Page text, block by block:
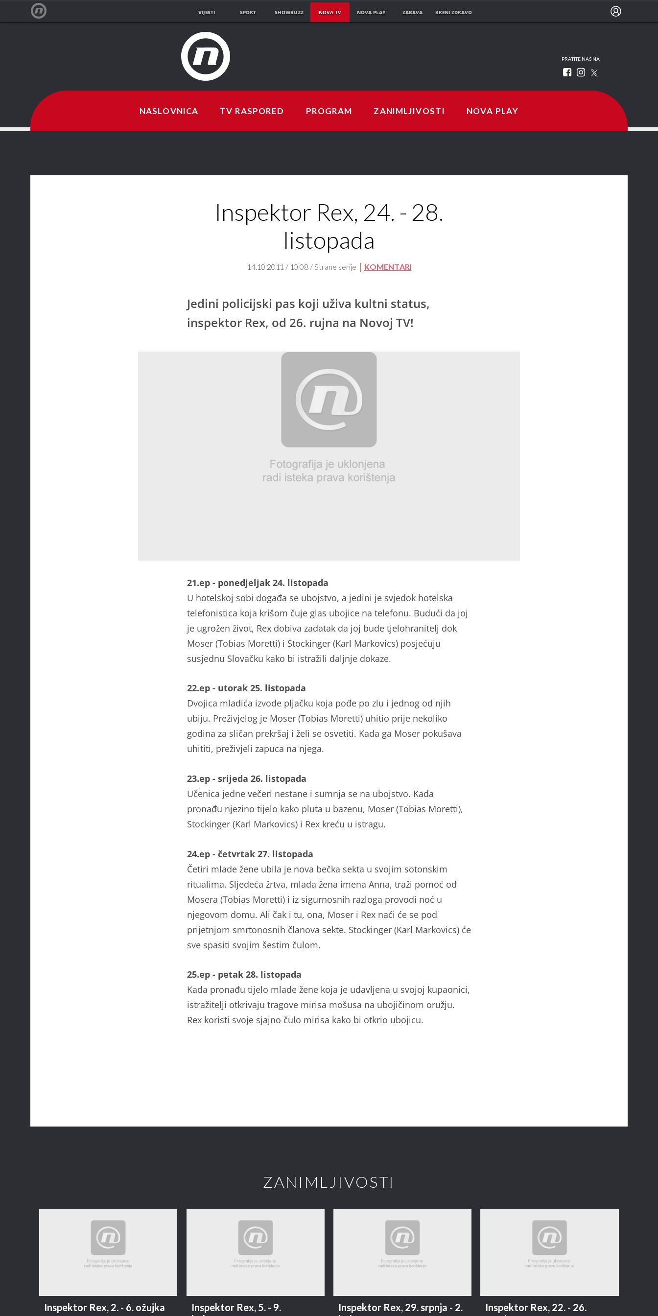
VIJESTI SPORT SHOWBUZZ NOVA TV NOVA PLAY ZABAVA KRENI ZDRAVO
PRATITE NAS NA
NASLOVNICA TV RASPORED PROGRAM ZANIMLJIVOSTI NOVA PLAY
Inspektor Rex, 24. - 28.
listopada
14.10.2011 / 10:08 / Strane serije KOMENTARI
Jedini policijski pas koji uživa kultni status,
inspektor Rex, od 26. rujna na Novoj TV!
21.ep - ponedjeljak 24. listopada
U hotelskoj sobi događa se ubojstvo, a jedini je svjedok hotelska
telefonistica koja krišom čuje glas ubojice na telefonu. Budući da joj
je ugrožen život, Rex dobiva zadatak da joj bude tjelohranitelj dok
Moser (Tobias Moretti) i Stockinger (Karl Markovics) posjećuju
susjednu Slovačku kako bi istražili daljnje dokaze.
22.ep - utorak 25. listopada
Dvojica mladića izvode pljačku koja pođe po zlu i jednog od njih
ubiju. Preživjelog je Moser (Tobias Moretti) uhitio prije nekoliko
godina za sličan prekršaj i želi se osvetiti. Kada ga Moser pokušava
uhititi, preživjeli zapuca na njega.
23.ep - srijeda 26. listopada
Učenica jedne večeri nestane i sumnja se na ubojstvo. Kada
pronađu njezino tijelo kako pluta u bazenu, Moser (Tobias Moretti),
Stockinger (Karl Markovics) i Rex kreću u istragu.
24.ep - četvrtak 27. listopada
Četiri mlade žene ubila je nova bečka sekta u svojim sotonskim
ritualima. Sljedeća žrtva, mlada žena imena Anna, traži pomoć od
Mosera (Tobias Moretti) i iz sigurnosnih razloga provodi noć u
njegovom domu. Ali čak i tu, ona, Moser i Rex naći će se pod
prijetnjom smrtonosnih članova sekte. Stockinger (Karl Markovics) će
sve spasiti svojim šestim čulom.
25.ep - petak 28. listopada
Kada pronađu tijelo mlade žene koja je udavljena u svojoj kupaonici,
istražitelji otkrivaju tragove mirisa mošusa na ubojičinom oružju.
Rex koristi svoje sjajno čulo mirisa kako bi otkrio ubojicu.
ZANIMLJIVOSTI
Inspektor Rex, 2. - 6. ožujka
Inspektor Rex, 5. - 9.
Inspektor Rex, 29. srpnja - 2.
Inspektor Rex, 22. - 26.